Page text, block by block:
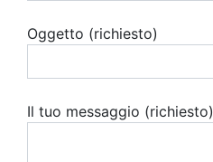
Oggetto (richiesto)
Il tuo messaggio (richiesto)